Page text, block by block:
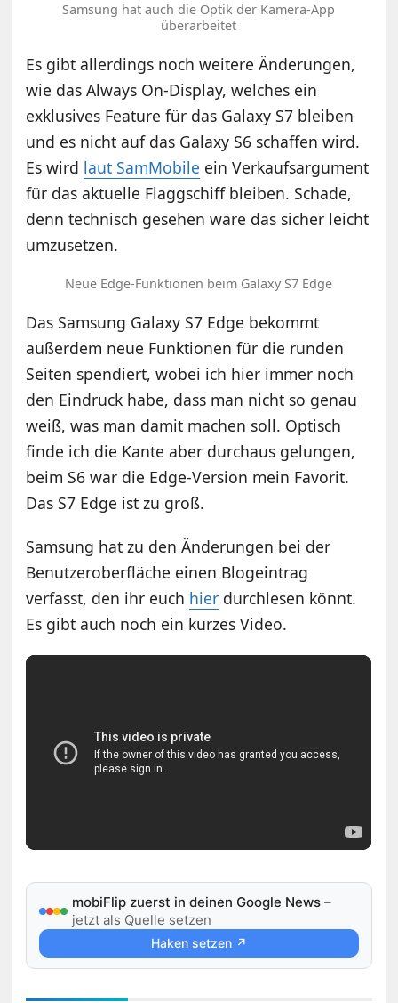
Samsung hat auch die Optik der Kamera-App
überarbeitet
Es gibt allerdings noch weitere Änderungen,
wie das Always On-Display, welches ein
exklusives Feature für das Galaxy S7 bleiben
und es nicht auf das Galaxy S6 schaffen wird.
Es wird laut SamMobile ein Verkaufsargument
für das aktuelle Flaggschiff bleiben. Schade,
denn technisch gesehen wäre das sicher leicht
umzusetzen.
Neue Edge-Funktionen beim Galaxy S7 Edge
Das Samsung Galaxy S7 Edge bekommt
außerdem neue Funktionen für die runden
Seiten spendiert, wobei ich hier immer noch
den Eindruck habe, dass man nicht so genau
weiß, was man damit machen soll. Optisch
finde ich die Kante aber durchaus gelungen,
beim S6 war die Edge-Version mein Favorit.
Das S7 Edge ist zu groß.
Samsung hat zu den Änderungen bei der
Benutzeroberfläche einen Blogeintrag
verfasst, den ihr euch hier durchlesen könnt.
Es gibt auch noch ein kurzes Video.
mobiFlip zuerst in deinen Google News –
jetzt als Quelle setzen
Haken setzen ↗